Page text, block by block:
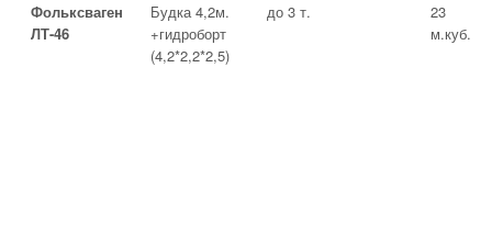
Фольксваген
ЛТ-46
Будка 4,2м.
+гидроборт
(4,2*2,2*2,5)
до 3 т.
23
м.куб.